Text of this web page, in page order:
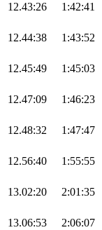
12.43:26 1:42:41
12.44:38 1:43:52
12.45:49 1:45:03
12.47:09 1:46:23
12.48:32 1:47:47
12.56:40 1:55:55
13.02:20 2:01:35
13.06:53 2:06:07